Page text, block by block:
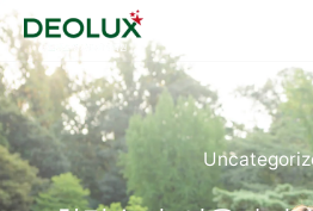
콘텐츠로
건너뛰기